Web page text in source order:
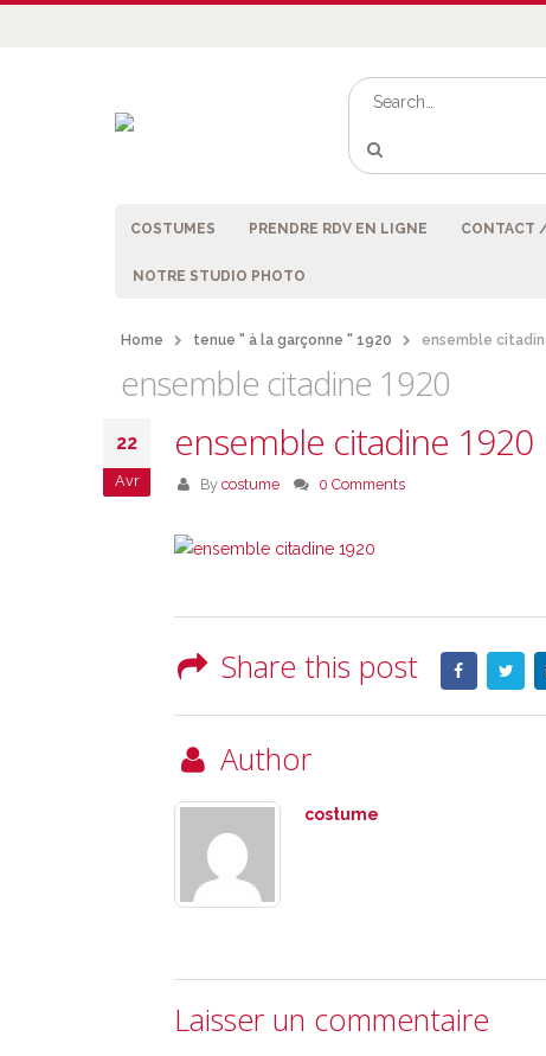
COSTUMES PRENDRE RDV EN LIGNE CONTACT
NOTRE STUDIO PHOTO
Home tenue " à la garçonne " 1920 ensemble
ensemble citadine 1920
22
Avr
ensemble citadine 1920
By costume 0 Comments
Share this post
Author
costume
Laisser un commentaire